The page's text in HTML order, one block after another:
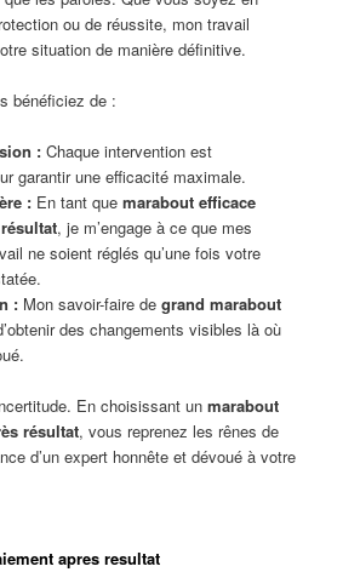
ou de réussite, mon travail
situation de manière définitive.
bénéficiez de :
:Chaque intervention est
garantir une efficacité maximale.
:En tant que marabout efficace
, je m’engage à ce que mes
ne soient réglés qu’une fois votre
:Mon savoir-faire de grand marabout
des changements visibles là où
En choisissant unmarabout
résultat, vous reprenez les rênes de
d’un expert honnête et dévoué à votre
apres resultat